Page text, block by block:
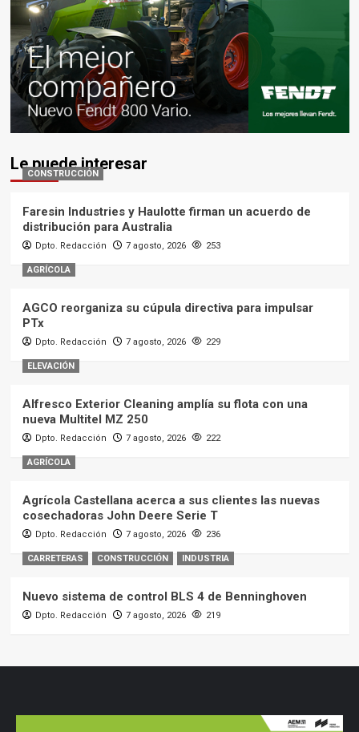
Le puede interesar
CONSTRUCCIÓN
Faresin Industries y Haulotte firman un acuerdo de
distribución para Australia
Dpto. Redacción 7 agosto, 2026 253
AGRÍCOLA
AGCO reorganiza su cúpula directiva para impulsar
PTx
Dpto. Redacción 7 agosto, 2026 229
ELEVACIÓN
Alfresco Exterior Cleaning amplía su flota con una
nueva Multitel MZ 250
Dpto. Redacción 7 agosto, 2026 222
AGRÍCOLA
Agrícola Castellana acerca a sus clientes las nuevas
cosechadoras John Deere Serie T
Dpto. Redacción 7 agosto, 2026 236
CARRETERAS CONSTRUCCIÓN INDUSTRIA
Nuevo sistema de control BLS 4 de Benninghoven
Dpto. Redacción 7 agosto, 2026 219